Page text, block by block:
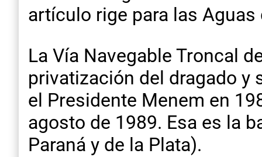
artículo rige para las Aguas
La Vía Navegable Troncal
privatización del dragado y
el Presidente Menem en
agosto de 1989. Esa es la
Paraná y de la Plata).